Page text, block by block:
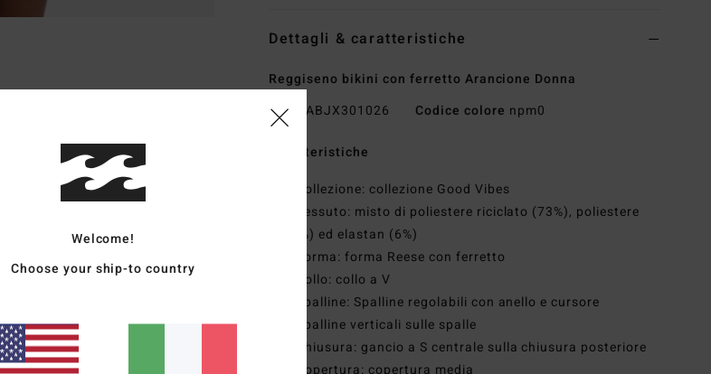
Dettagli & caratteristiche
Reggiseno bikini con ferretto Arancione Donna
Style
ABJX301026 Codice colore npm0
Caratteristiche
Collezione: collezione Good Vibes
Tessuto: misto di poliestere riciclato (73%), poliestere
(21%) ed elastan (6%)
Forma: forma Reese con ferretto
Collo: collo a V
Spalline: Spalline regolabili con anello e cursore
Spalline verticali sulle spalle
Chiusura: gancio a S centrale sulla chiusura posteriore
Welcome!
Choose your ship-to country